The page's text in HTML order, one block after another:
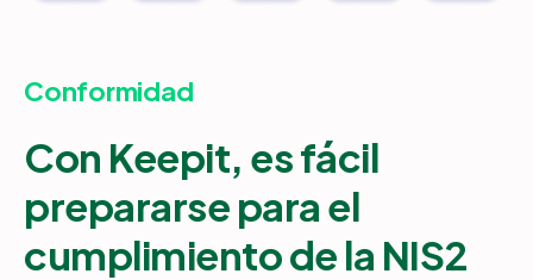
Conformidad
Con Keepit, es fácil
prepararse para el
cumplimiento de la NIS2